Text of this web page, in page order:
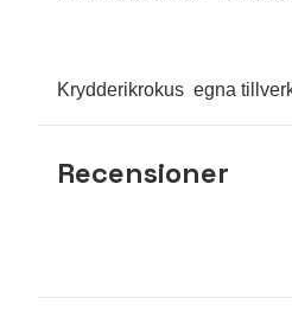
Krydderikrokus egna
Recensioner